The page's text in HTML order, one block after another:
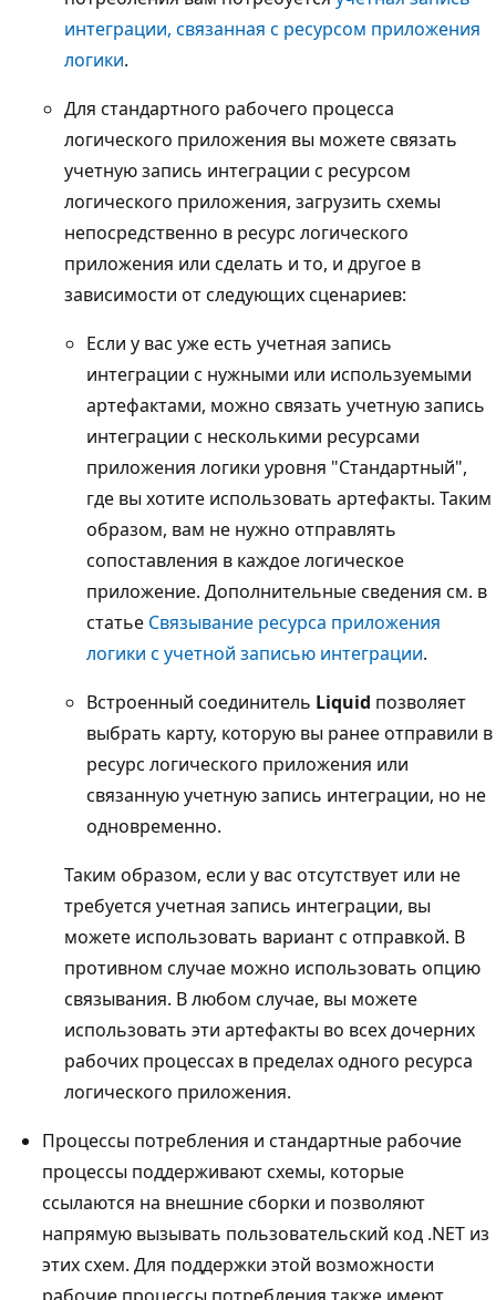
интеграции, связанная с ресурсом приложения
логики.
Для стандартного рабочего процесса
логического приложения вы можете связать
учетную запись интеграции с ресурсом
логического приложения, загрузить схемы
непосредственно в ресурс логического
приложения или сделать и то, и другое в
зависимости от следующих сценариев:
Если у вас уже есть учетная запись
интеграции с нужными или используемыми
артефактами, можно связать учетную запись
интеграции с несколькими ресурсами
приложения логики уровня "Стандартный",
где вы хотите использовать артефакты. Таким
образом, вам не нужно отправлять
сопоставления в каждое логическое
приложение. Дополнительные сведения см. в
статье Связывание ресурса приложения
логики с учетной записью интеграции.
Встроенный соединитель Liquid позволяет
выбрать карту, которую вы ранее отправили в
ресурс логического приложения или
связанную учетную запись интеграции, но не
одновременно.
Таким образом, если у вас отсутствует или не
требуется учетная запись интеграции, вы
можете использовать вариант с отправкой. В
противном случае можно использовать опцию
связывания. В любом случае, вы можете
использовать эти артефакты во всех дочерних
рабочих процессах в пределах одного ресурса
логического приложения.
Процессы потребления и стандартные рабочие
процессы поддерживают схемы, которые
ссылаются на внешние сборки и позволяют
напрямую вызывать пользовательский код .NET из
этих схем. Для поддержки этой возможности
рабочие процессы потребления также имеют